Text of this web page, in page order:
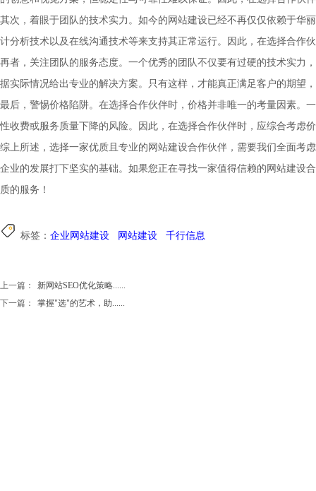
其次，着眼于团队的技术实力。如今的网站建设已经不再仅仅依赖于华
计分析技术以及在线沟通技术等来支持其正常运行。因此，在选择合作
再者，关注团队的服务态度。一个优秀的团队不仅要有过硬的技术实力
据实际情况给出专业的解决方案。只有这样，才能真正满足客户的期望
最后，警惕价格陷阱。在选择合作伙伴时，价格并非唯一的考量因素。
性收费或服务质量下降的风险。因此，在选择合作伙伴时，应综合考虑
综上所述，选择一家优质且专业的网站建设合作伙伴，需要我们全面考
企业的发展打下坚实的基础。如果您正在寻找一家值得信赖的网站建
质的服务！
标签： 企业网站建设 网站建设 千行信息
上一篇：
新网站SEO优化策略......
下一篇：
掌握"选"的艺术，助......